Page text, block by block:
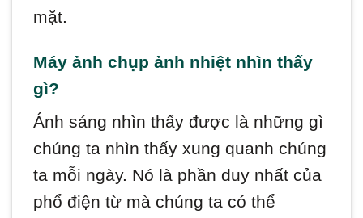
mặt.
Máy ảnh chụp ảnh nhiệt nhìn thấy
gì?
Ánh sáng nhìn thấy được là những gì
chúng ta nhìn thấy xung quanh chúng
ta mỗi ngày. Nó là phần duy nhất của
phổ điện từ mà chúng ta có thể